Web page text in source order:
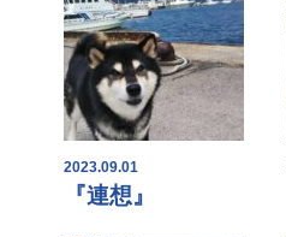
2023.09.01
『連想』